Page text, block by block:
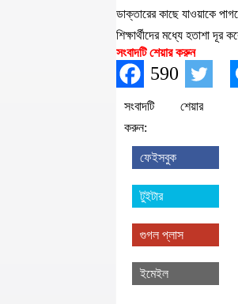
ডাক্তারের কাছে যাওয়াকে
শিক্ষার্থীদের মধ্যে হতাশা
সংবাদটি শেয়ার করুন
590
সংবাদটি শেয়ার
করুন:
ফেইসবুক
টুইটার
গুগল প্লাস
ইমেইল